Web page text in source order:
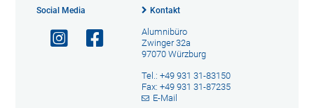
Social Media Kontakt
Alumnibüro
Zwinger 32a
97070 Würzburg
Tel.: +49 931 31-83150
Fax: +49 931 31-87235
E-Mail